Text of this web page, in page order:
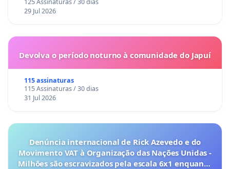
29 Jul 2026
Devolva o período noturno à comunidade do Japuí
115 assinaturas
115 Assinaturas / 30 dias
31 Jul 2026
Denúncia internacional de Rick Azevedo e do
Movimento VAT à Organização das Nações Unidas -
Milhões são escravizados pela escala 6x1 enquanto